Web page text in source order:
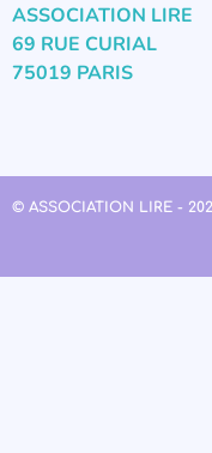
ASSOCIATION LIRE
69 RUE CURIAL
75019 PARIS
© ASSOCIATION LIRE -